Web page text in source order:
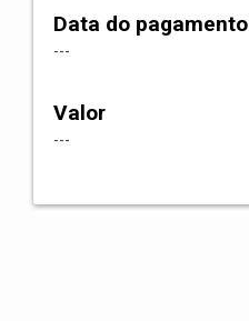
Data do pagamento
---
Valor
---